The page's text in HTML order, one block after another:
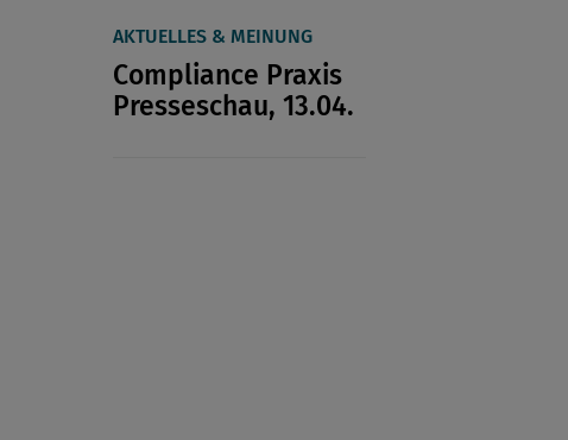
AKTUELLES & MEINUNG
Compliance Praxis
Presseschau, 13.04.